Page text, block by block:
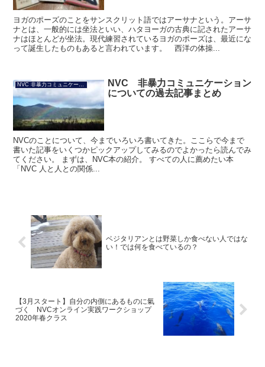
ヨガのポーズのことをサンスクリット語ではアーサナという。アーサ
ナとは、一般的には坐法といい、ハタヨーガの古典に記されたアーサ
ナはほとんどが坐法。現代練習されているヨガのポーズは、最近にな
って誕生したものもあると言われています。 西洋の体操...
NVC 非暴力コミュニケーション
NVC 非暴力コミュニケーション
についての過去記事まとめ
NVCのことについて、今までいろいろ書いてきた。ここらで今まで
書いた記事をいくつかピックアップしてみるのでよかったら読んでみ
てください。 まずは、NVC本の紹介。 すべての人に薦めたい本
「NVC 人と人との関係...
ベジタリアンとは野菜しか食べない人ではな
い！では何を食べているの？
【3月スタート】自分の内側にあるものに氣
づく NVCオンライン実践ワークショップ
2020年春クラス